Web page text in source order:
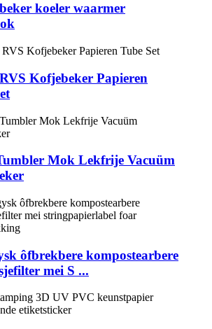
koeler waarmer
Kofjebeker Papieren
Mok Lekfrije Vacuüm
ôfbrekbere kompostearbere
mei S ...